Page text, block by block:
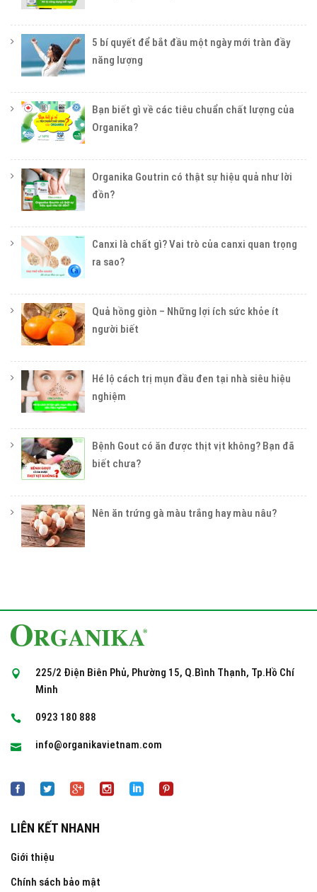
5 bí quyết để bắt đầu một ngày mới tràn đầy
năng lượng
Bạn biết gì về các tiêu chuẩn chất lượng của
Organika?
Organika Goutrin có thật sự hiệu quả như lời
đồn?
Canxi là chất gì? Vai trò của canxi quan trọng
ra sao?
Quả hồng giòn – Những lợi ích sức khỏe ít
người biết
Hé lộ cách trị mụn đầu đen tại nhà siêu hiệu
nghiệm
Bệnh Gout có ăn được thịt vịt không? Bạn đã
biết chưa?
Nên ăn trứng gà màu trắng hay màu nâu?
225/2 Điện Biên Phủ, Phường 15, Q.Bình Thạnh, Tp.Hồ Chí
Minh
0923 180 888
info@organikavietnam.com
LIÊN KẾT NHANH
Giới thiệu
Chính sách bảo mật